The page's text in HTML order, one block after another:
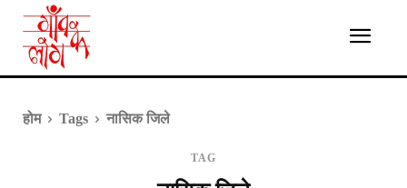
होम Tags नासिक जिले
TAG